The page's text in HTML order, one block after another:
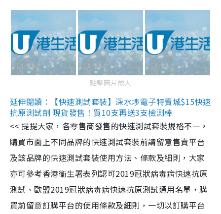
點擊圖片放大
延伸閱讀：【快速測試套裝】深水埗電子特賣城$15快速
抗原測試劑 現貨發售！買10支再送3支檢測棒
<< 提提大家，各零售商發售的快速測試套裝規格不一，
購買市面上不同品牌的快速測試套裝前請留意售賣平台
及該品牌的快速測試套裝使用方法、條款及細則，大家
亦可參考香港衞生署表列認可2019冠狀病毒病快速抗原
測試、歐盟2019冠狀病毒病快速抗原測試通用名單，購
買前留意訂購平台的使用條款及細則，一切以訂購平台